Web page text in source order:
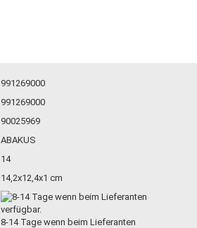
991269000
991269000
90025969
ABAKUS
14
14,2x12,4x1 cm
8-14 Tage wenn beim Lieferanten